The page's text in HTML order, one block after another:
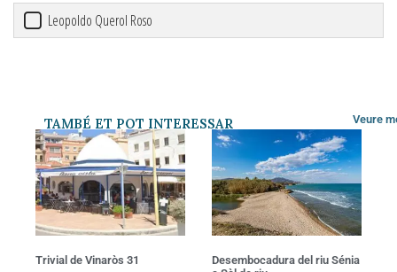
Leopoldo Querol Roso
TAMBÉ ET POT INTERESSAR Veure
Trivial de Vinaròs 31
Desembocadura del riu Sénia